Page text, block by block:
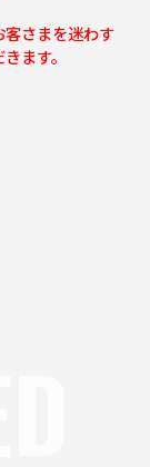
さまを迷わす
ます。